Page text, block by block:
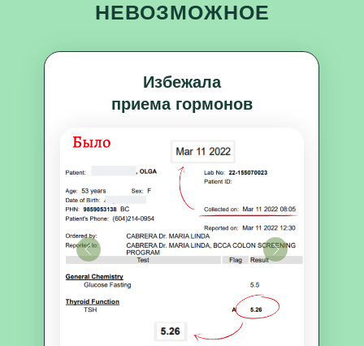
НЕВОЗМОЖНОЕ
Избежала
приема гормонов